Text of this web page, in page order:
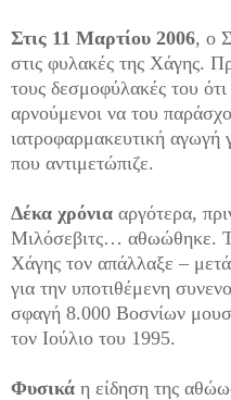
Στις 11 Μαρτίου 2006, ο
στις φυλακές της Χάγης.
τους δεσμοφύλακές του
αρνούμενοι να του
ιατροφαρμακευτική αγωγή
που αντιμετώπιζε.
Δέκα χρόνια αργότερα,
Μιλόσεβιτς… αθωώθηκε.
Χάγης τον απάλλαξε –
για την υποτιθέμενη
σφαγή 8.000 Βοσνίων
τον Ιούλιο του 1995.
Φυσικά η είδηση της